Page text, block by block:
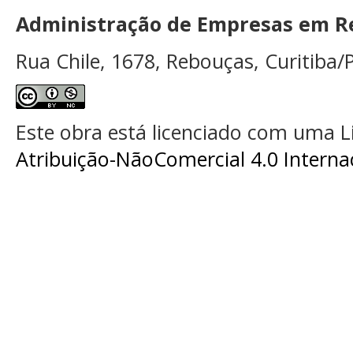
Administração de Empresas em
Rua Chile, 1678, Rebouças, Curitiba/
Este obra está licenciado com uma
Atribuição-NãoComercial 4.0